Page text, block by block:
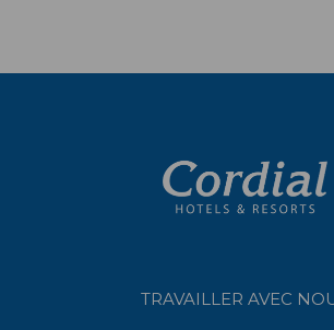
TRAVAILLER AVEC